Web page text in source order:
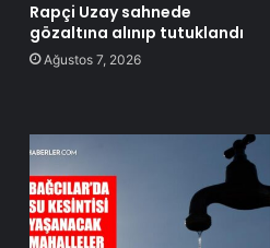
Rapçi Uzay sahnede
gözaltına alınıp tutuklandı
Ağustos 7, 2026